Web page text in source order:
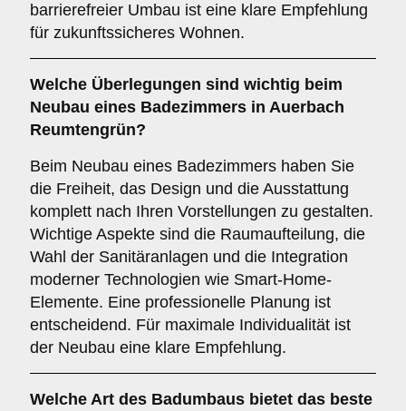
barrierefreier Umbau ist eine klare Empfehlung
für zukunftssicheres Wohnen.
Welche Überlegungen sind wichtig beim
Neubau eines Badezimmers in Auerbach
Reumtengrün?
Beim Neubau eines Badezimmers haben Sie
die Freiheit, das Design und die Ausstattung
komplett nach Ihren Vorstellungen zu gestalten.
Wichtige Aspekte sind die Raumaufteilung, die
Wahl der Sanitäranlagen und die Integration
moderner Technologien wie Smart-Home-
Elemente. Eine professionelle Planung ist
entscheidend. Für maximale Individualität ist
der Neubau eine klare Empfehlung.
Welche Art des Badumbaus bietet das beste